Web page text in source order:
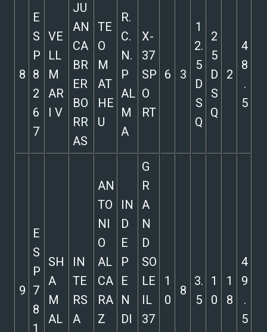
8
E
S
P
8
2
6
7
VE
LL
M
AR
I V
JU
AN
CA
BR
ER
BO
RR
AS
TE
O
M
AT
HE
U
R.
C.
N.
P
AL
M
A
X-
37
SP
O
RT
6 3
1
2.
5
D
S
Q
2
5
D
S
Q
2
4
8
.
5
9
E
S
P
7
8
1
SH
A
M
AL
IN
TE
RS
A
AN
TO
NI
O
AL
CA
RA
Z
IN
D
E
P
E
N
DI
G
R
A
N
D
SO
LE
IL
37
1
0
8
3.
5
1
0
1
8
4
9
.
5